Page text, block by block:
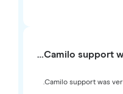
Camilo
Camilo support